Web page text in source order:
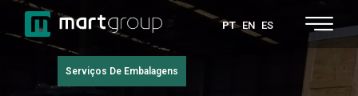
PT EN ES
Embalagens